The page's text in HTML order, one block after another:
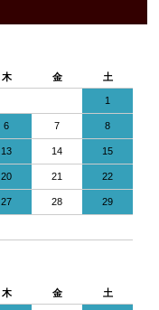
木 金 土
1
6 7 8
13 14 15
20 21 22
27 28 29
木 金 土